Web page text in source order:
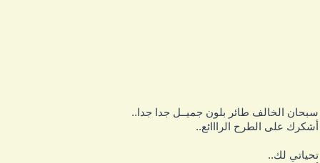
الخالف طائر بلون جميــل جدا جدا..
على الطرح الرااائع..
لك..